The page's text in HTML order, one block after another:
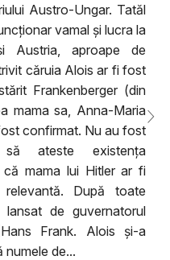
Austro-Ungar. Tatăl
vamal și lucra la
Austria, aproape de
căruia Alois ar fi fost
Frankenberger (din
mama sa, Anna-Maria
confirmat. Nu au fost
ateste existența
că mama lui Hitler ar fi
După toate
de guvernatorul
Frank. Alois și-a
numele de...